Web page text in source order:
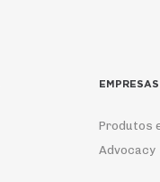
EMPRESAS
Produtos
Advocacy